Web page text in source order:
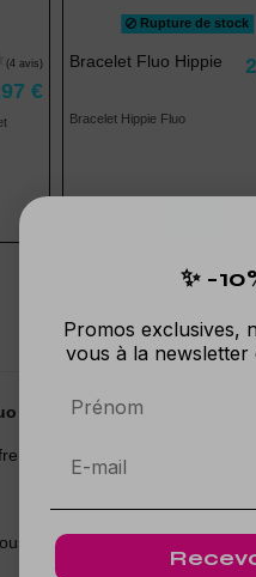
€
Rupture de stock
Bracelet Fluo Hippie
Bracelet Hippie Fluo
que pourront porter aussi
des couleurs vives qui brillent
✨ -
Promos exclusives,
vous à la
Prénom